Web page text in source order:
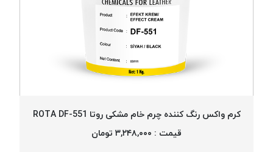
کرم واکس رنگ کننده چرم خام مشکی روتا ROTA DF-551
قیمت : ۳,۲۴۸,۰۰۰ تومان